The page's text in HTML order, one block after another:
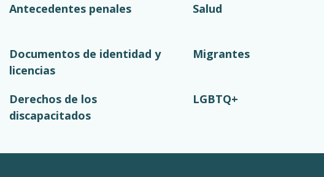
Antecedentes penales
Documentos de identidad y
licencias
Derechos de los
discapacitados
Salud
Migrantes
LGBTQ+